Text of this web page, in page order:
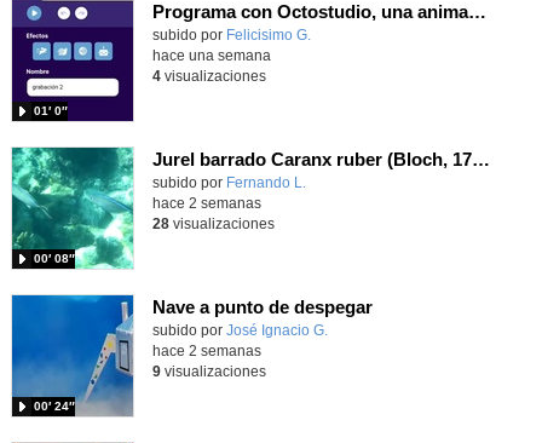
Programa con Octostudio, una animación utilizando la cámara para una foto y audio y texto para comunicar.
Contenido educativo.
subido por Felicisimo G.
01′ 0″
hace una semana
4visualizaciones
Jurel barrado Caranx ruber (Bloch, 1793)
Contenido educativo.
subido por Fernando L.
00′ 08″
hace 2 semanas
28visualizaciones
Nave a punto de despegar
Contenido educativo.
subido por José Ignacio G.
00′ 24″
hace 2 semanas
9visualizaciones